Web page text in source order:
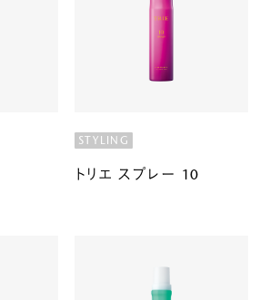
STYLING
トリエ スプレー 10